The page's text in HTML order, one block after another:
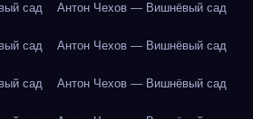
сад Антон Чехов — Вишнёвый сад
сад Антон Чехов — Вишнёвый сад
сад Антон Чехов — Вишнёвый сад